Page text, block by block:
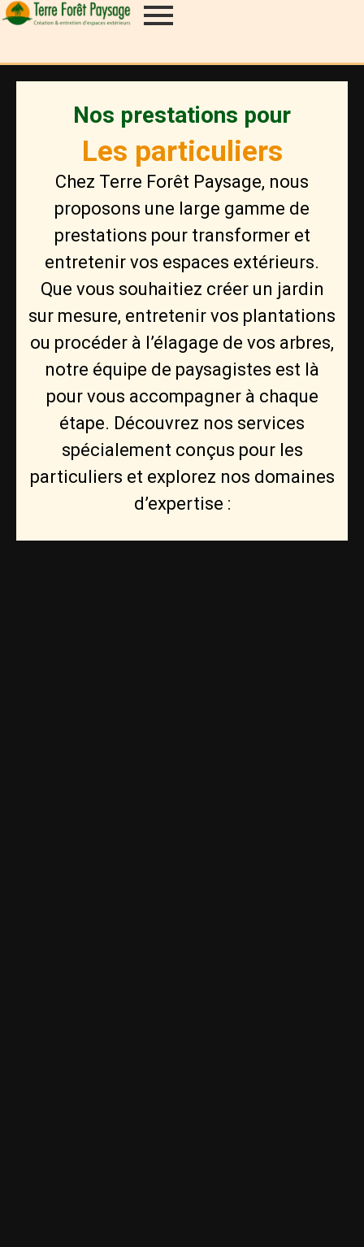
Nos prestations pour
Les particuliers
Chez Terre Forêt Paysage, nous
proposons une large gamme de
prestations pour transformer et
entretenir vos espaces extérieurs.
Que vous souhaitiez créer un jardin
sur mesure, entretenir vos plantations
ou procéder à l’élagage de vos arbres,
notre équipe de paysagistes est là
pour vous accompagner à chaque
étape. Découvrez nos services
spécialement conçus pour les
particuliers et explorez nos domaines
d’expertise :